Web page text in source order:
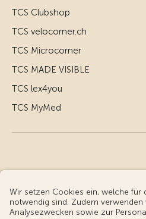
TCS Clubshop
TCS velocorner.ch
TCS Microcorner
TCS MADE VISIBLE
TCS lex4you
TCS MyMed